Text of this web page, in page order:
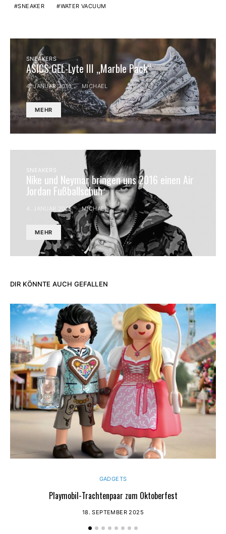
SNEAKER WATER VACUUM
SNEAKERS
ASICS GEL-Lyte III „Marble Pack“
4. JANUAR 2016 MICHAEL
MEHR
SNEAKERS
Nike und Neymar bringen uns 2016 einen Air
Jordan Fußballschuh
4. JANUAR 2016 MICHAEL
MEHR
DIR KÖNNTE AUCH GEFALLEN
GADGETS
Playmobil-Trachtenpaar zum Oktoberfest
18. SEPTEMBER 2025